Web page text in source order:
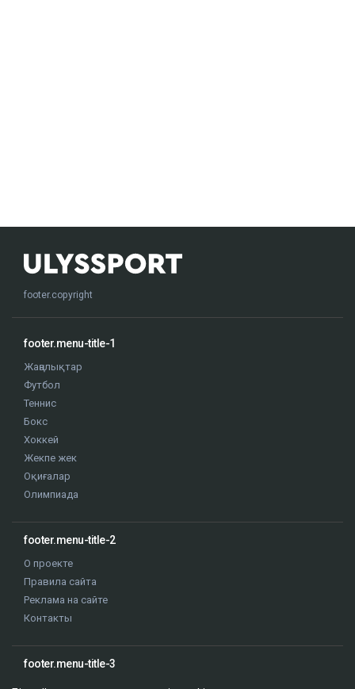
footer.copyright
footer.menu-title-1
Жаңалықтар
Футбол
Теннис
Бокс
Хоккей
Жекпе жек
Оқиғалар
Олимпиада
footer.menu-title-2
О проекте
Правила сайта
Реклама на сайте
Контакты
footer.menu-title-3